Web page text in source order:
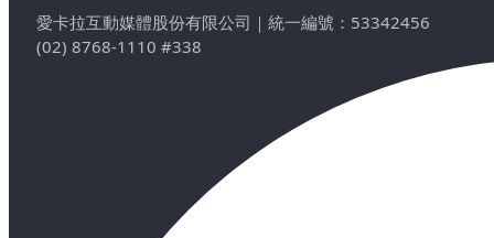
愛卡拉互動媒體股份有限公司 ｜ 統一編號：53342456
(02) 8768-1110 #338